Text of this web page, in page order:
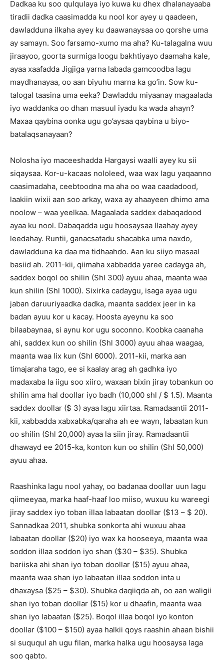
Dadkaa ku soo qulqulaya iyo kuwa ku dhex dhalanayaaba
tiradii dadka caasimadda ku nool kor ayey u qaadeen,
dawladduna ilkaha ayey ku daawanaysaa oo qorshe uma
ay samayn. Soo farsamo-xumo ma aha? Ku-talagalna wuu
jiraayoo, goorta surmiga loogu bakhtiyayo daamaha kale,
ayaa xaafadda Jigjiga yarna labada gamcoodba lagu
maydhanayaa, oo aan biyuhu marna ka go’in. Sow ku-
talogal taasina uma eeka? Dawladdu miyaanay magaalada
iyo waddanka oo dhan masuul iyadu ka wada ahayn?
Maxaa qaybina oonka ugu go’aysaa qaybina u biyo-
batalaqsanayaan?
Nolosha iyo maceeshadda Hargaysi waalli ayey ku sii
siqaysaa. Kor-u-kacaas nololeed, waa wax lagu yaqaanno
caasimadaha, ceebtoodna ma aha oo waa caadadood,
laakiin wixii aan soo arkay, waxa ay ahaayeen dhimo ama
noolow – waa yeelkaa. Magaalada saddex dabaqadood
ayaa ku nool. Dabaqadda ugu hoosaysaa Ilaahay ayey
leedahay. Runtii, ganacsatadu shacabka uma naxdo,
dawladduna ka daa ma tidhaahdo. Aan ku siiyo masaal
basiid ah. 2011-kii, qiimaha xabbadda yaree cadayga ah,
saddex boqol oo shilin (Shl 300) ayuu ahaa, maanta waa
kun shilin (Shl 1000). Sixirka cadaygu, isaga ayaa ugu
jaban daruuriyaadka dadka, maanta saddex jeer in ka
badan ayuu kor u kacay. Hoosta ayeynu ka soo
bilaabaynaa, si aynu kor ugu soconno. Koobka caanaha
ahi, saddex kun oo shilin (Shl 3000) ayuu ahaa waagaa,
maanta waa lix kun (Shl 6000). 2011-kii, marka aan
timajaraha tago, ee si kaalay arag ah gadhka iyo
madaxaba la iigu soo xiiro, waxaan bixin jiray tobankun oo
shilin ama hal doollar iyo badh (10,000 shl / $ 1.5). Maanta
saddex doollar ($ 3) ayaa lagu xiirtaa. Ramadaantii 2011-
kii, xabbadda xabxabka/qaraha ah ee wayn, labaatan kun
oo shilin (Shl 20,000) ayaa la siin jiray. Ramadaantii
dhawayd ee 2015-ka, konton kun oo shilin (Shl 50,000)
ayuu ahaa.
Raashinka lagu nool yahay, oo badanaa doollar uun lagu
qiimeeyaa, marka haaf-haaf loo miiso, wuxuu ku wareegi
jiray saddex iyo toban illaa labaatan doollar ($13 – $ 20).
Sannadkaa 2011, shubka sonkorta ahi wuxuu ahaa
labaatan doollar ($20) iyo wax ka hooseeya, maanta waa
soddon illaa soddon iyo shan ($30 – $35). Shubka
bariiska ahi shan iyo toban doollar ($15) ayuu ahaa,
maanta waa shan iyo labaatan illaa soddon inta u
dhaxaysa ($25 – $30). Shubka daqiiqda ah, oo aan waligii
shan iyo toban doollar ($15) kor u dhaafin, maanta waa
shan iyo labaatan ($25). Boqol illaa boqol iyo konton
doollar ($100 – $150) ayaa halkii qoys raashin ahaan bishii
si suququl ah ugu filan, marka halka ugu hoosaysa laga
soo qabto.